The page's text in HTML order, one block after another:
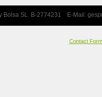
Bolsa SL B-2774231 E-Mail:
Contact Form